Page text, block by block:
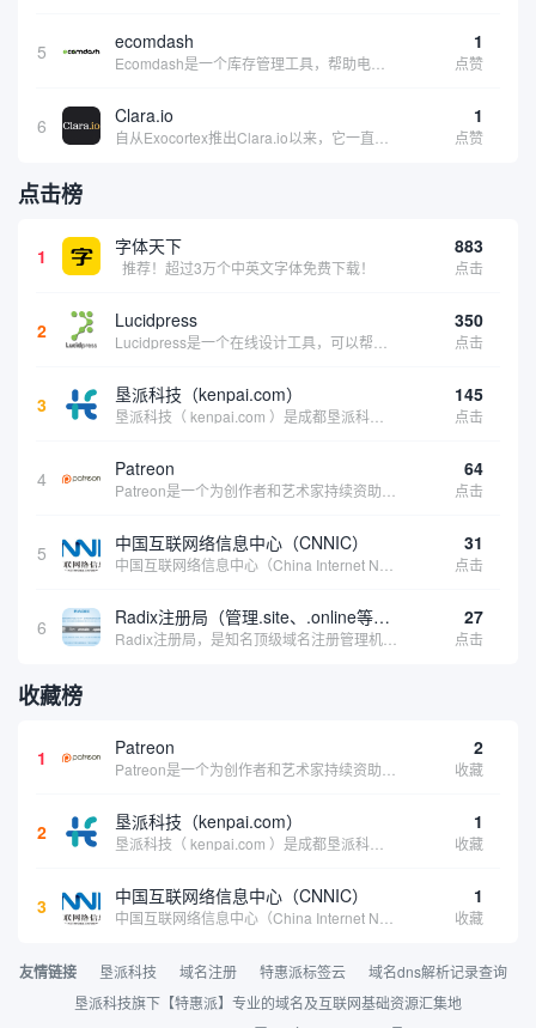
5 ecomdash 1
点赞
6 Clara.io 1
点赞
点击榜
1 字体天下
推荐！超过3万个中英文字体免费下载！
883
点击
2 Lucidpress 350
点击
3 垦派科技（kenpai.com） 145
点击
4 Patreon 64
点击
5 中国互联网络信息中心（CNNIC） 31
点击
6 Radix注册局（管理.site、.online等顶级域名） 27
点击
收藏榜
1 Patreon 2
收藏
2 垦派科技（kenpai.com） 1
收藏
3 中国互联网络信息中心（CNNIC） 1
收藏
友情链接 垦派科技 域名注册 特惠派标签云
域名dns解析记录查询
垦派科技旗下【特惠派】专业的域名及互联网基础资源汇集地